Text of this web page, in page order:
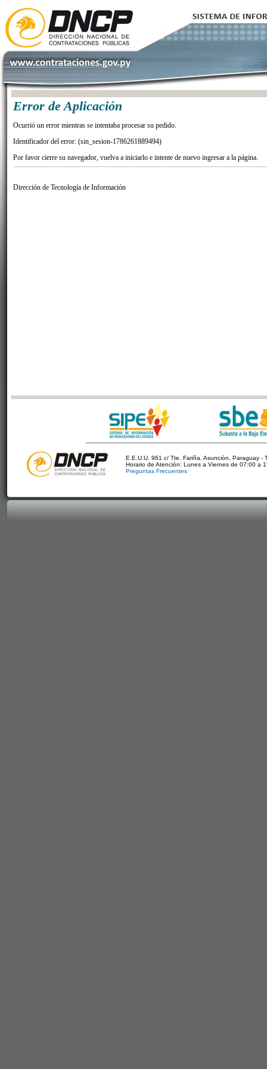
Error de Aplicación
Ocurrió un error mientras se intentaba procesar su pedido.
Identificador del error: (sin_sesion-1786261889494)
Por favor cierre su navegador, vuelva a iniciarlo e intente de nuevo ingresar a la página.
Dirección de Tecnología de Información
E.E.U.U. 961 c/ Tte. Fariña. Asunción, Paraguay -
Horario de Atención: Lunes a Viernes de 07:00 a
Preguntas Frecuentes